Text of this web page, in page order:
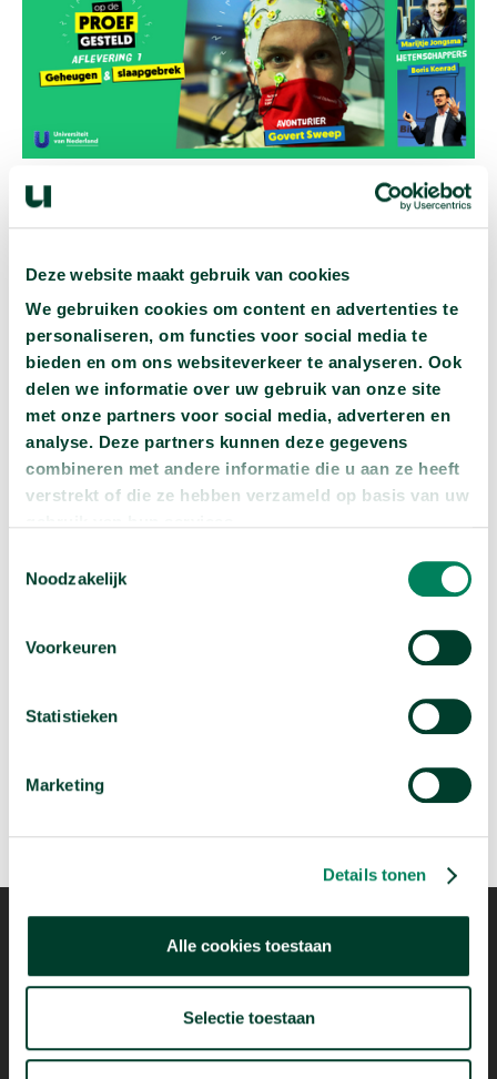
Deze website maakt gebruik van cookies
We gebruiken cookies om content en advertenties te
personaliseren, om functies voor social media te
bieden en om ons websiteverkeer te analyseren. Ook
delen we informatie over uw gebruik van onze site
met onze partners voor social media, adverteren en
analyse. Deze partners kunnen deze gegevens
combineren met andere informatie die u aan ze heeft
verstrekt of die ze hebben verzameld op basis van uw
Noodzakelijk
Voorkeuren
Statistieken
Marketing
Details tonen
Alle cookies toestaan
Selectie toestaan
slaap?
Ken jij iemand die regelmatig een nachtje doorhaalt?
YouTuber en avonturier Govert Sweep is de uitdaging
aangegaan in naam van de wetenschap. Wij daagden
hem samen met de 14 Universiteiten van Nederland
uit om 3 dagen niet te slapen. Wetenschappers Marijtje
Jongsma en Boris Konrad van de Radboud
te zien hoe het ging!
In samenwerking met de
14 Universiteiten van
Nederland